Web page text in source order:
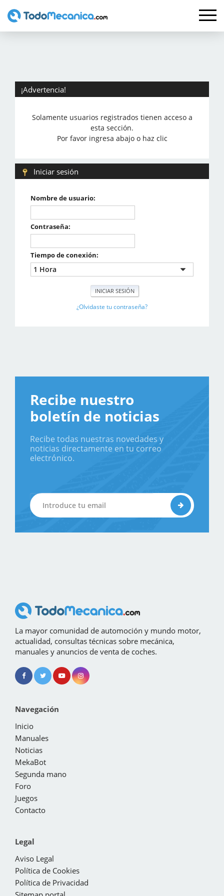
¡Advertencia!
Solamente usuarios registrados tienen acceso a
esta sección.
Por favor ingresa abajo o haz clic
Iniciar sesión
Nombre de usuario:
Contraseña:
Tiempo de conexión:
¿Olvidaste tu contraseña?
Recibe nuestro
boletín de noticias
Recibe todas nuestras novedades y
noticias directamente en tu correo
electrónico.
La mayor comunidad de automoción y mundo motor,
actualidad, consultas técnicas sobre mecánica,
manuales y anuncios de venta de coches.
Navegación
Inicio
Manuales
Noticias
MekaBot
Segunda mano
Foro
Juegos
Contacto
Legal
Aviso Legal
Política de Cookies
Política de Privacidad